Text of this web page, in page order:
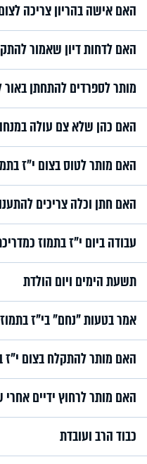
האם אישה בהריון צריכה
האם לדחות דיון שאמור
מותר לספרדים להתחתן באור
האם כהן שלא צם עולה
האם מותר לטוס בצום י״ז
האם חתן וכלה צריכים
עבודה ביום י"ז בתמוז
תשעת הימים ויום הולדת
אמר בטעות "נחם" בי"ז
האם מותר להתקלח בצום י"ז
האם מותר לרחוץ ידיים אחרי
כבוד הרב ועובדת